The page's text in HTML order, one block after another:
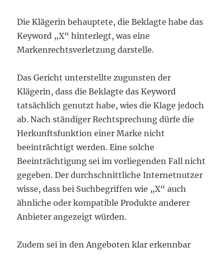
Die Klägerin behauptete, die Beklagte habe das
Keyword „X“ hinterlegt, was eine
Markenrechtsverletzung darstelle.
Das Gericht unterstellte zugunsten der
Klägerin, dass die Beklagte das Keyword
tatsächlich genutzt habe, wies die Klage jedoch
ab. Nach ständiger Rechtsprechung dürfe die
Herkunftsfunktion einer Marke nicht
beeinträchtigt werden. Eine solche
Beeinträchtigung sei im vorliegenden Fall nicht
gegeben. Der durchschnittliche Internetnutzer
wisse, dass bei Suchbegriffen wie „X“ auch
ähnliche oder kompatible Produkte anderer
Anbieter angezeigt würden.
Zudem sei in den Angeboten klar erkennbar